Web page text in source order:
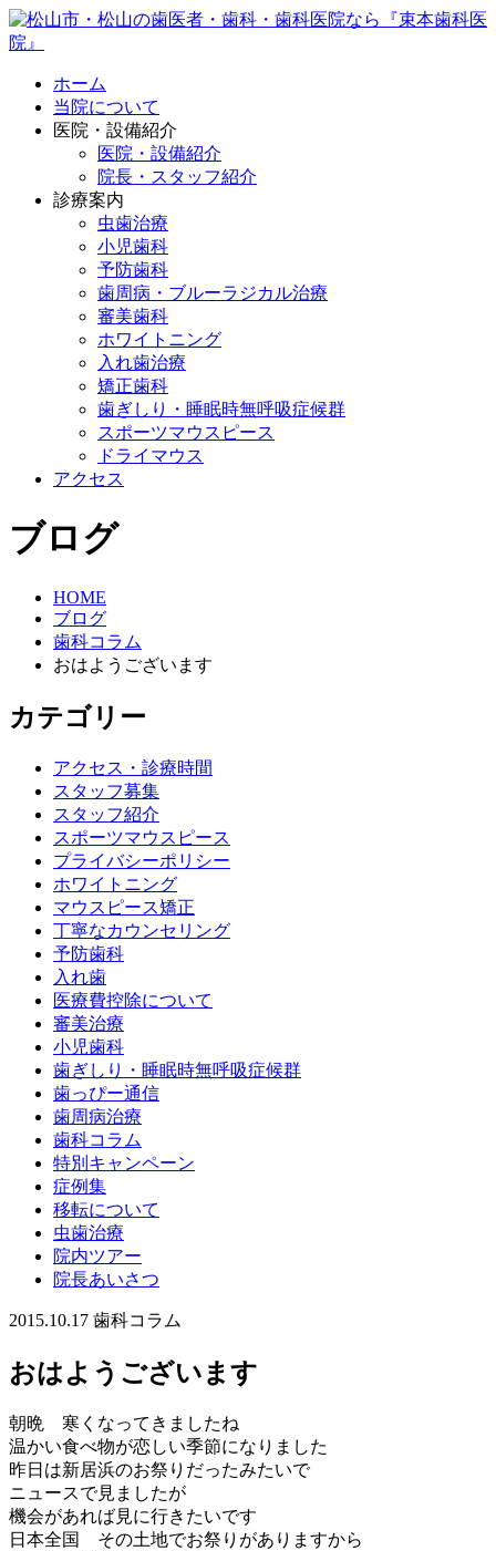
ホーム
当院について
医院・設備紹介
医院・設備紹介
院長・スタッフ紹介
診療案内
虫歯治療
小児歯科
予防歯科
歯周病・ブルーラジカル治療
審美歯科
ホワイトニング
入れ歯治療
矯正歯科
歯ぎしり・睡眠時無呼吸症候群
スポーツマウスピース
ドライマウス
アクセス
ブログ
HOME
ブログ
歯科コラム
おはようございます
カテゴリー
アクセス・診療時間
スタッフ募集
スタッフ紹介
スポーツマウスピース
プライバシーポリシー
ホワイトニング
マウスピース矯正
丁寧なカウンセリング
予防歯科
入れ歯
医療費控除について
審美治療
小児歯科
歯ぎしり・睡眠時無呼吸症候群
歯っぴー通信
歯周病治療
歯科コラム
特別キャンペーン
症例集
移転について
虫歯治療
院内ツアー
院長あいさつ
2015.10.17 歯科コラム
おはようございます
朝晩 寒くなってきましたね
温かい食べ物が恋しい季節になりました
昨日は新居浜のお祭りだったみたいで
ニュースで見ましたが
機会があれば見に行きたいです
日本全国 その土地でお祭りがありますから